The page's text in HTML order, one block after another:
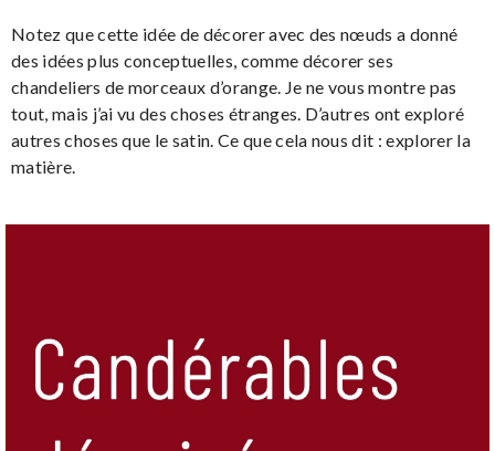
Notez que cette idée de décorer avec des nœuds a donné
des idées plus conceptuelles, comme décorer ses
chandeliers de morceaux d’orange. Je ne vous montre pas
tout, mais j’ai vu des choses étranges. D’autres ont exploré
autres choses que le satin. Ce que cela nous dit : explorer la
matière.